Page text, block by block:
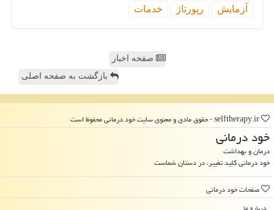
آزمایش
رپورتاژ خدمات
صفحه اخبار
بازگشت به صفحه اصلی
خود درمانی
درمان و بهداشت
خود درمانی کلید تغییر، در دستان شماست
صفحات خود درمانی